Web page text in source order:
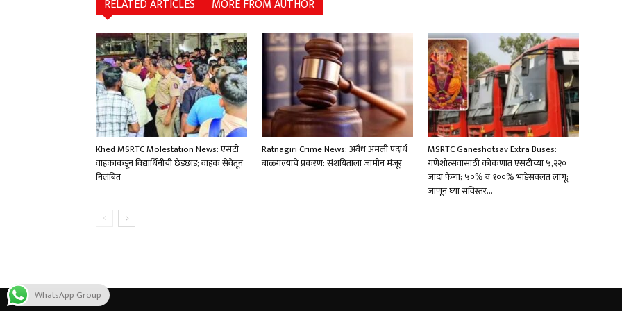
RELATED ARTICLES MORE FROM AUTHOR
Khed MSRTC Molestation News: एसटी
वाहकाकडून विद्यार्थिनीची छेडछाड; वाहक सेवेतून
निलंबित
Ratnagiri Crime News: अवैध अमली पदार्थ
बाळगल्याचे प्रकरण: संशयिताला जामीन मंजूर
MSRTC Ganeshotsav Extra Buses:
गणेशोत्सवासाठी कोकणात एसटीच्या ५,२२०
जादा फेऱ्या; ५०% व १००% भाडेसवलत लागू;
जाणून घ्या सविस्तर…
©
WhatsApp Group